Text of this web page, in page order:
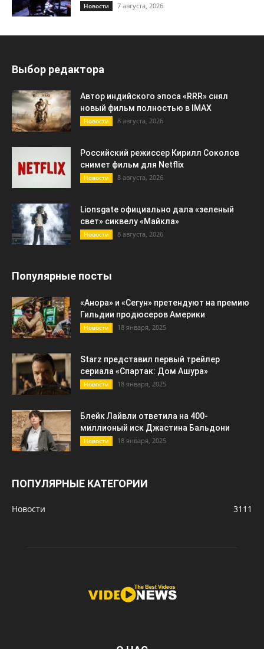
Новости 7 августа, 2026
Выбор редактора
Автор индийского эпоса «RRR» снял
новый фильм полностью в IMAX
Новости 8 августа, 2026
Российский режиссер Кирилл Соколов
снимет фильм для Netflix
Новости 8 августа, 2026
Lionsgate официально дала «зеленый
свет» сиквелу «Майкла»
Новости 8 августа, 2026
Популярные посты
«Анора» и «Сегун» претендуют на премию
Гильдии продюсеров Америки
Новости 18 января, 2025
Starz представил первый трейлер
сериала «Спартак: Дом Ашура»
Новости 18 января, 2025
Блейк Лайвли ответила на 400-
миллионый иск Джастина Бальдони
Новости 18 января, 2025
ПОПУЛЯРНЫЕ КАТЕГОРИИ
Новости 3111